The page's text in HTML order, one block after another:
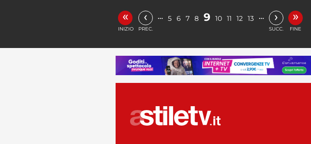
«
INIZIO
‹
PREC.
… 5 6 7 8 9 10 11 12 13 … ›
SUCC.
»
FINE